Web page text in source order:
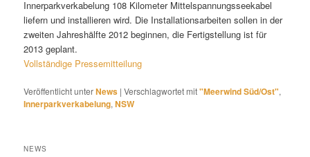
Innerparkverkabelung 108 Kilometer Mittelspannungsseekabel
liefern und installieren wird. Die Installationsarbeiten sollen in der
zweiten Jahreshälfte 2012 beginnen, die Fertigstellung ist für
2013 geplant.
Vollständige Pressemitteilung
Veröffentlicht unterNews |Verschlagwortet mit"Meerwind Süd/Ost",
Innerparkverkabelung,NSW
NEWS